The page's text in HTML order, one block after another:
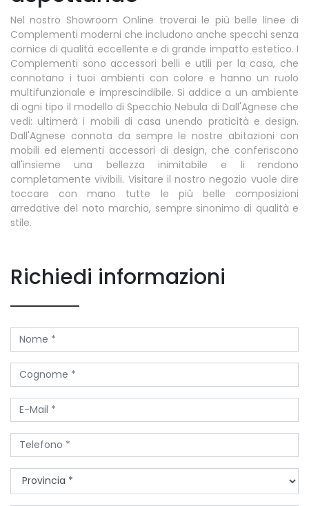
Nel nostro Showroom Online troverai le più belle linee di
Complementi moderni che includono anche specchi senza
cornice di qualità eccellente e di grande impatto estetico. I
Complementi sono accessori belli e utili per la casa, che
connotano i tuoi ambienti con colore e hanno un ruolo
multifunzionale e imprescindibile. Si addice a un ambiente
di ogni tipo il modello di Specchio Nebula di Dall'Agnese che
vedi: ultimerà i mobili di casa unendo praticità e design.
Dall'Agnese connota da sempre le nostre abitazioni con
mobili ed elementi accessori di design, che conferiscono
all'insieme una bellezza inimitabile e li rendono
completamente vivibili. Visitare il nostro negozio vuole dire
toccare con mano tutte le più belle composizioni
arredative del noto marchio, sempre sinonimo di qualità e
stile.
Richiedi informazioni